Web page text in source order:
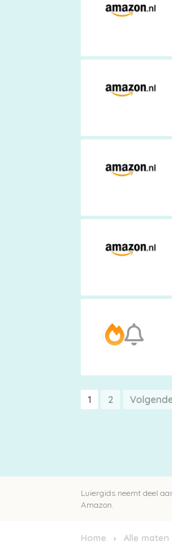
1 2
Luiergids neemt deel
Amazon.
Home Alle maten